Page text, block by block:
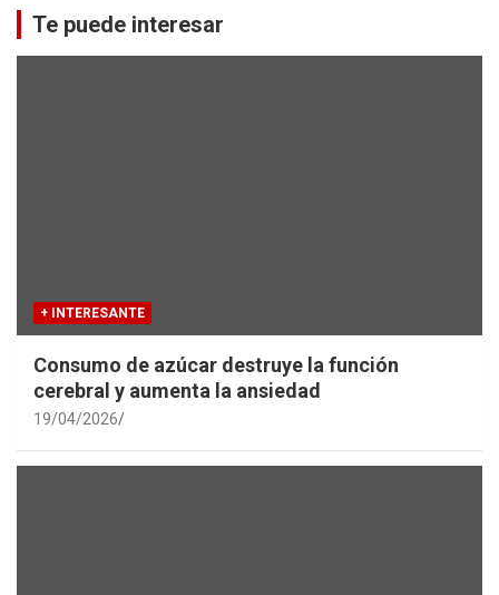
c
h
Te puede interesar
+ INTERESANTE
Consumo de azúcar destruye la función
cerebral y aumenta la ansiedad
19/04/2026